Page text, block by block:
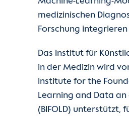
medizinischen
Forschung integrieren
Das Institut für
in der Medizin wird
Institute for the
Learning and Data an
(BIFOLD) unterstützt,